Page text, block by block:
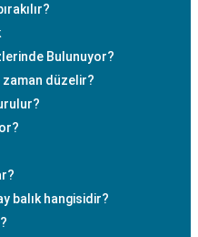
Bulunuyor?
zaman düzelir?
balık hangisidir?